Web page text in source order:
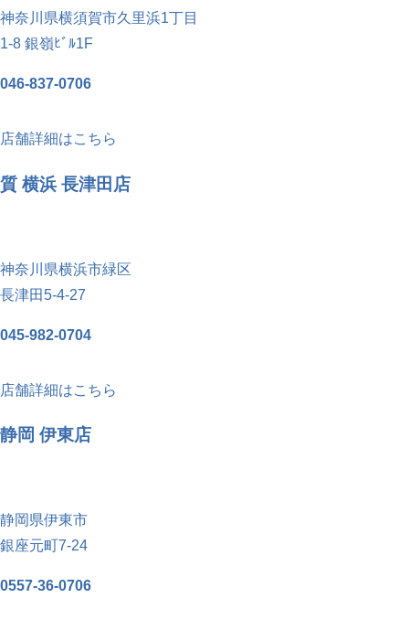
神奈川県横須賀市久里浜1丁目
1-8 銀嶺ﾋﾞﾙ1F
046-837-0706
店舗詳細はこちら
質 横浜 長津田店
神奈川県横浜市緑区
長津田5-4-27
045-982-0704
店舗詳細はこちら
静岡 伊東店
静岡県伊東市
銀座元町7-24
0557-36-0706